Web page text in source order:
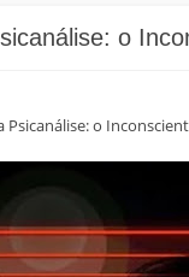
o
Psicanálise: o